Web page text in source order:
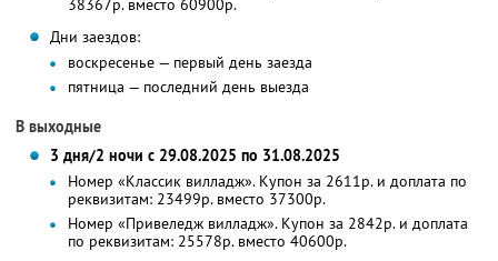
38367р. вместо 60900р.
Дни заездов:
воскресенье — первый день заезда
пятница — последний день выезда
В выходные
3 дня/2 ночи с 29.08.2025 по 31.08.2025
Номер «Классик вилладж». Купон за 2611р. и доплата по
реквизитам: 23499р. вместо 37300р.
Номер «Привеледж вилладж». Купон за 2842р. и доплата
по реквизитам: 25578р. вместо 40600р.